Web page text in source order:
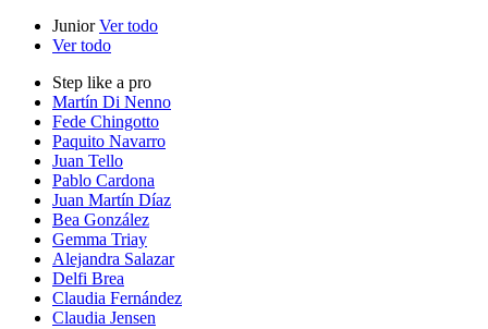
JuniorVer todo
Ver todo
Step like a pro
Martín Di Nenno
Fede Chingotto
Paquito Navarro
Juan Tello
Pablo Cardona
Juan Martín Díaz
Bea González
Gemma Triay
Alejandra Salazar
Delfi Brea
Claudia Fernández
Claudia Jensen